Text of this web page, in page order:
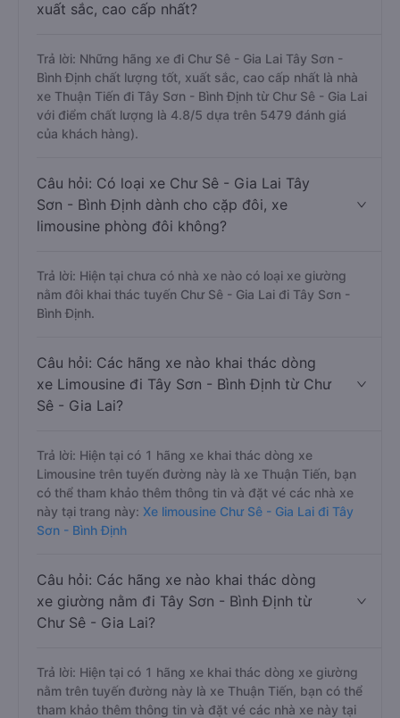
xuất sắc, cao cấp nhất?
Trả lời: Những hãng xe đi Chư Sê - Gia Lai Tây Sơn -
Bình Định chất lượng tốt, xuất sắc, cao cấp nhất là nhà
xe Thuận Tiến đi Tây Sơn - Bình Định từ Chư Sê - Gia Lai
với điểm chất lượng là 4.8/5 dựa trên 5479 đánh giá
của khách hàng).
Câu hỏi: Có loại xe Chư Sê - Gia Lai Tây
Sơn - Bình Định dành cho cặp đôi, xe
limousine phòng đôi không?
Trả lời: Hiện tại chưa có nhà xe nào có loại xe giường
nằm đôi khai thác tuyến Chư Sê - Gia Lai đi Tây Sơn -
Bình Định.
Câu hỏi: Các hãng xe nào khai thác dòng
xe Limousine đi Tây Sơn - Bình Định từ Chư
Sê - Gia Lai?
Trả lời: Hiện tại có 1 hãng xe khai thác dòng xe
Limousine trên tuyến đường này là xe Thuận Tiến, bạn
có thể tham khảo thêm thông tin và đặt vé các nhà xe
này tại trang này: Xe limousine Chư Sê - Gia Lai đi Tây
Sơn - Bình Định
Câu hỏi: Các hãng xe nào khai thác dòng
xe giường nằm đi Tây Sơn - Bình Định từ
Chư Sê - Gia Lai?
Trả lời: Hiện tại có 1 hãng xe khai thác dòng xe giường
nằm trên tuyến đường này là xe Thuận Tiến, bạn có thể
tham khảo thêm thông tin và đặt vé các nhà xe này tại